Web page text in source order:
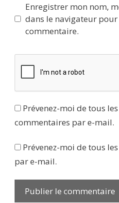
Enregistrer mon nom,
dans le navigateur
commentaire.
Prévenez-moi de tous
commentaires par e-mail.
Prévenez-moi de tous
par e-mail.